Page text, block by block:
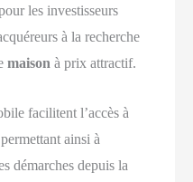
les investisseurs
à la recherche
maison à prix attractif.
facilitent l’accès à
ainsi à
démarches depuis la